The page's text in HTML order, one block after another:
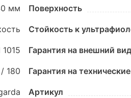
мм
1015
180
Поверхность
Стойкость к
Гарантия на внешний вид
Гарантия на
Артикул